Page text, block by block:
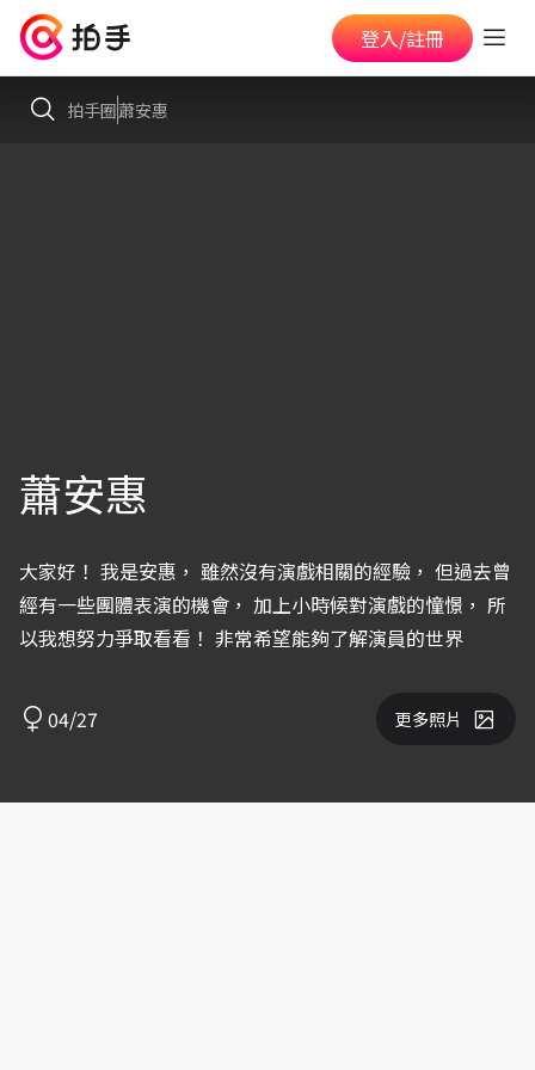
登入/註冊
拍手圈蕭安惠
蕭安惠
大家好！ 我是安惠， 雖然沒有演戲相關的經驗， 但過去曾
經有一些團體表演的機會， 加上小時候對演戲的憧憬， 所
以我想努力爭取看看！ 非常希望能夠了解演員的世界
04/27 更多照片